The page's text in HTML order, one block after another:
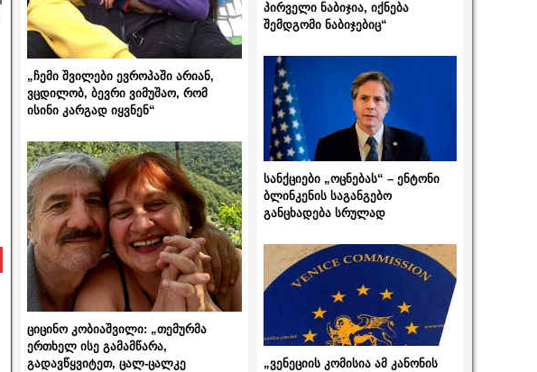
„ჩემი შვილები ევროპაში არიან,
ვცდილობ, ბევრი ვიმუშაო, რომ
ისინი კარგად იყვნენ“
ციცინო კობიაშვილი: „თემურმა
ერთხელ ისე გამამწარა,
გადავწყვიტეთ, ცალ-ცალკე
პირველი ნაბიჯია, იქნება
შემდგომი ნაბიჯებიც“
სანქციები „ოცნებას“ – ენტონი
ბლინკენის საგანგებო
განცხადება სრულად
„ვენეციის კომისია ამ კანონის